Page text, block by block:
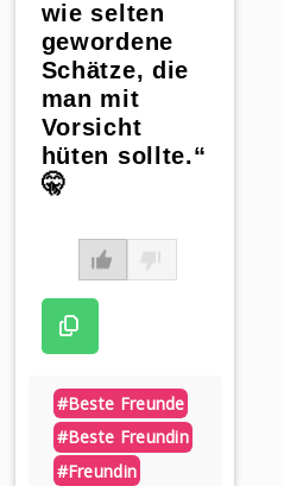
wie selten
gewordene
Schätze, die
man mit
Vorsicht
hüten sollte.“
🤫
#beste Freunde
#beste Freundin
#freundin